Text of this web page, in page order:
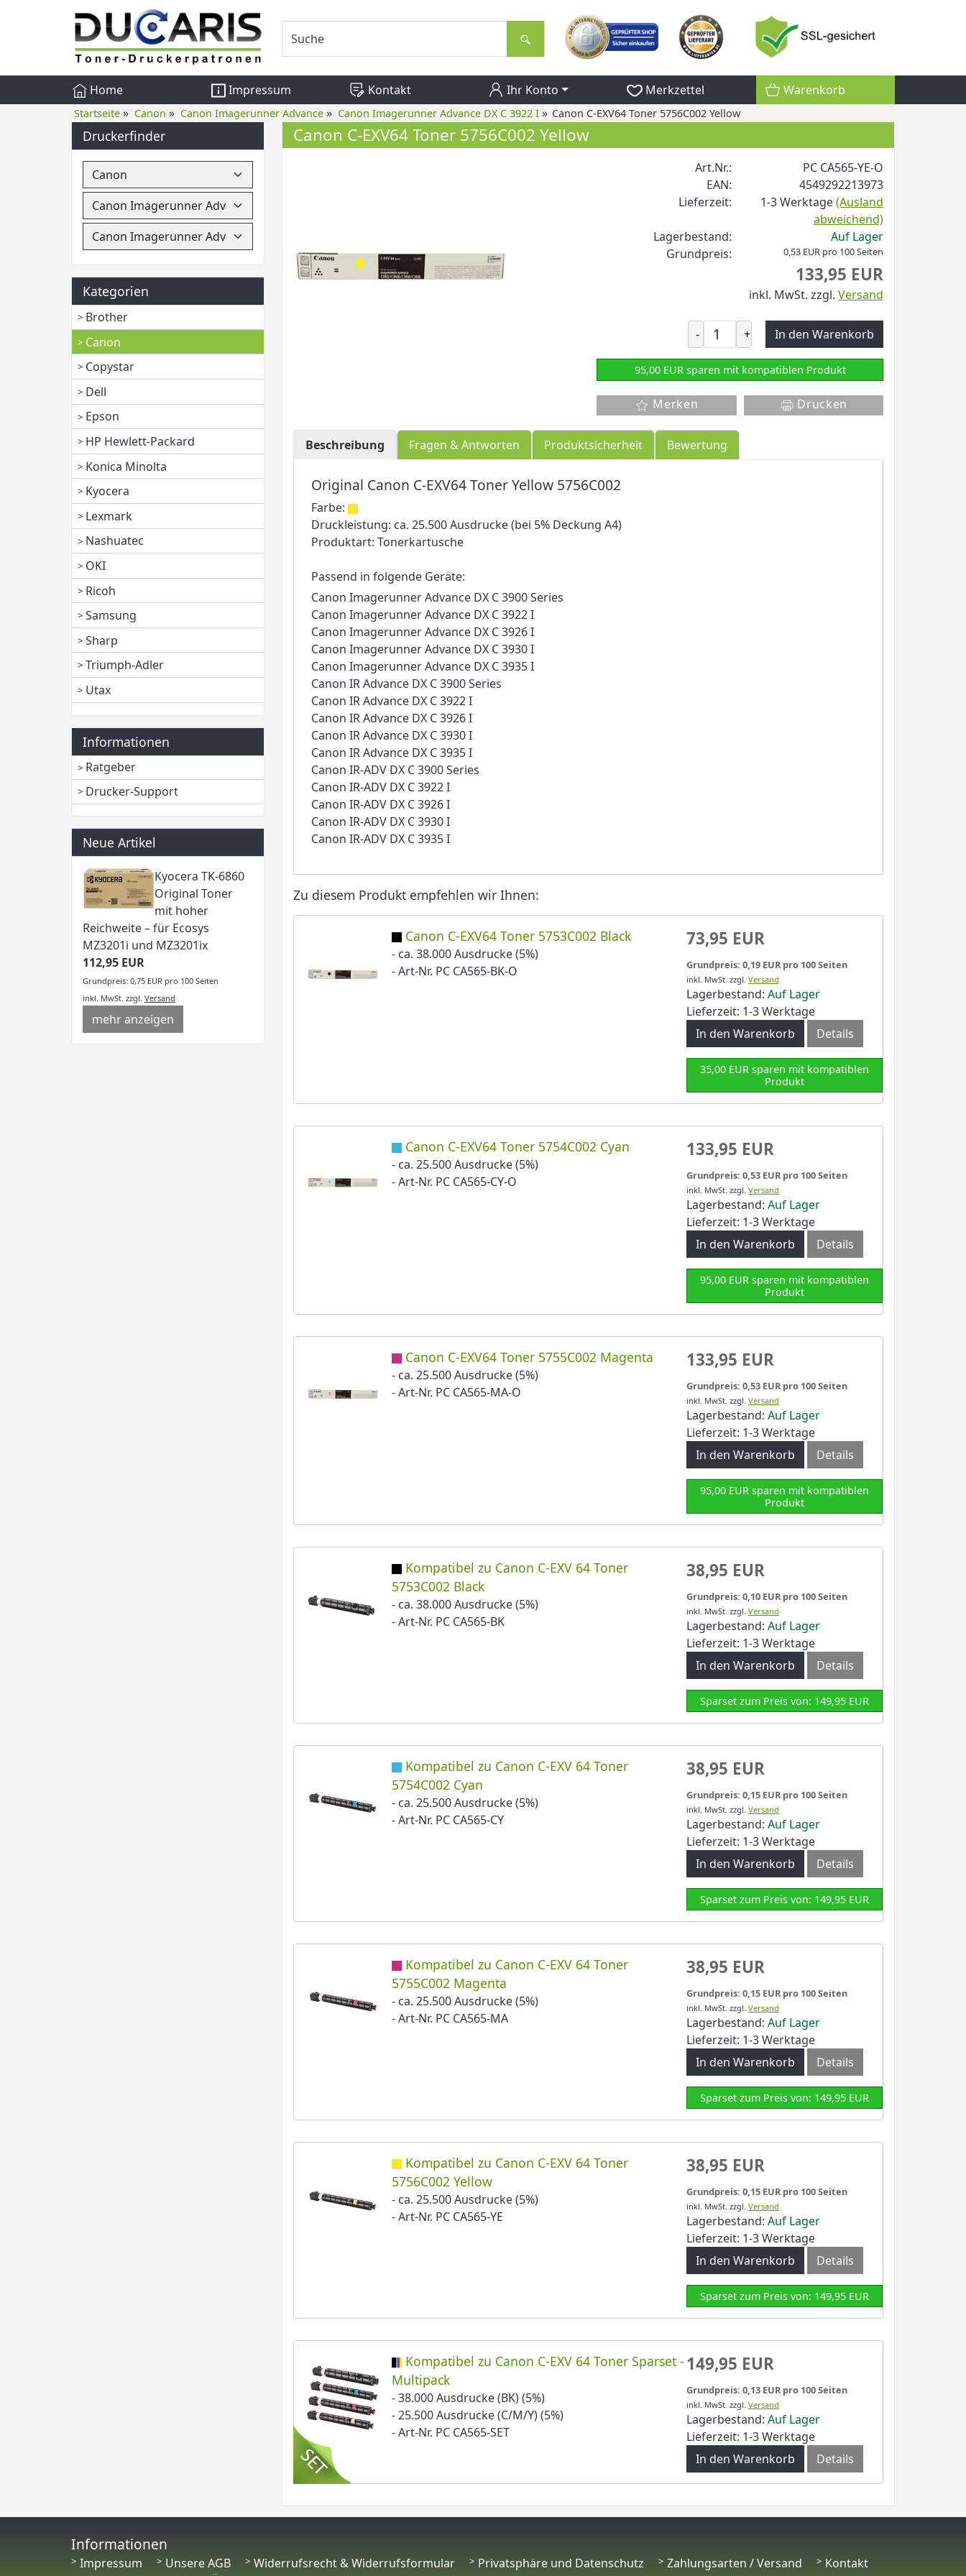
Home Impressum Kontakt Ihr Konto Merkzettel Warenkorb
Startseite » Canon » Canon Imagerunner Advance » Canon Imagerunner Advance DX C 3922 I » Canon C-EXV64 Toner 5756C002 Yellow
Druckerfinder
Kategorien
Brother
Canon
Copystar
Dell
Epson
HP Hewlett-Packard
Konica Minolta
Kyocera
Lexmark
Nashuatec
OKI
Ricoh
Samsung
Sharp
Triumph-Adler
Utax
Informationen
Ratgeber
Drucker-Support
Neue Artikel
Kyocera TK-6860
Original Toner
mit hoher
Reichweite – für Ecosys
MZ3201i und MZ3201ix
112,95 EUR
Grundpreis: 0,75 EUR pro 100 Seiten
inkl. MwSt. zzgl. Versand
mehr anzeigen
Canon C-EXV64 Toner 5756C002 Yellow
Art.Nr.:
PC CA565-YE-O
EAN:
4549292213973
Lieferzeit:
1-3 Werktage(Ausland
abweichend)
Lagerbestand:
Auf Lager
Grundpreis:
0,53 EUR pro 100 Seiten
133,95 EUR
inkl. MwSt. zzgl. Versand
- + In den Warenkorb
95,00 EUR sparen mit kompatiblen Produkt
Merken Drucken
Beschreibung Fragen & Antworten Produktsicherheit Bewertung
Original Canon C-EXV64 Toner Yellow 5756C002
Farbe:
Druckleistung: ca. 25.500 Ausdrucke (bei 5% Deckung A4)
Produktart: Tonerkartusche
Passend in folgende Geräte:
Canon Imagerunner Advance DX C 3900 Series
Canon Imagerunner Advance DX C 3922 I
Canon Imagerunner Advance DX C 3926 I
Canon Imagerunner Advance DX C 3930 I
Canon Imagerunner Advance DX C 3935 I
Canon IR Advance DX C 3900 Series
Canon IR Advance DX C 3922 I
Canon IR Advance DX C 3926 I
Canon IR Advance DX C 3930 I
Canon IR Advance DX C 3935 I
Canon IR-ADV DX C 3900 Series
Canon IR-ADV DX C 3922 I
Canon IR-ADV DX C 3926 I
Canon IR-ADV DX C 3930 I
Canon IR-ADV DX C 3935 I
Zu diesem Produkt empfehlen wir Ihnen:
Canon C-EXV64 Toner 5753C002 Black
- ca. 38.000 Ausdrucke (5%)
- Art-Nr. PC CA565-BK-O
73,95 EUR
Grundpreis: 0,19 EUR pro 100 Seiten
inkl. MwSt. zzgl. Versand
Lagerbestand: Auf Lager
Lieferzeit: 1-3 Werktage
In den Warenkorb
Details
35,00 EUR sparen mit kompatiblen
Produkt
Canon C-EXV64 Toner 5754C002 Cyan
- ca. 25.500 Ausdrucke (5%)
- Art-Nr. PC CA565-CY-O
133,95 EUR
Grundpreis: 0,53 EUR pro 100 Seiten
inkl. MwSt. zzgl. Versand
Lagerbestand: Auf Lager
Lieferzeit: 1-3 Werktage
In den Warenkorb
Details
95,00 EUR sparen mit kompatiblen
Produkt
Canon C-EXV64 Toner 5755C002 Magenta
- ca. 25.500 Ausdrucke (5%)
- Art-Nr. PC CA565-MA-O
133,95 EUR
Grundpreis: 0,53 EUR pro 100 Seiten
inkl. MwSt. zzgl. Versand
Lagerbestand: Auf Lager
Lieferzeit: 1-3 Werktage
In den Warenkorb
Details
95,00 EUR sparen mit kompatiblen
Produkt
Kompatibel zu Canon C-EXV 64 Toner
5753C002 Black
- ca. 38.000 Ausdrucke (5%)
- Art-Nr. PC CA565-BK
38,95 EUR
Grundpreis: 0,10 EUR pro 100 Seiten
inkl. MwSt. zzgl. Versand
Lagerbestand: Auf Lager
Lieferzeit: 1-3 Werktage
In den Warenkorb
Details
Sparset zum Preis von: 149,95 EUR
Kompatibel zu Canon C-EXV 64 Toner
5754C002 Cyan
- ca. 25.500 Ausdrucke (5%)
- Art-Nr. PC CA565-CY
38,95 EUR
Grundpreis: 0,15 EUR pro 100 Seiten
inkl. MwSt. zzgl. Versand
Lagerbestand: Auf Lager
Lieferzeit: 1-3 Werktage
In den Warenkorb
Details
Sparset zum Preis von: 149,95 EUR
Kompatibel zu Canon C-EXV 64 Toner
5755C002 Magenta
- ca. 25.500 Ausdrucke (5%)
- Art-Nr. PC CA565-MA
38,95 EUR
Grundpreis: 0,15 EUR pro 100 Seiten
inkl. MwSt. zzgl. Versand
Lagerbestand: Auf Lager
Lieferzeit: 1-3 Werktage
In den Warenkorb
Details
Sparset zum Preis von: 149,95 EUR
Kompatibel zu Canon C-EXV 64 Toner
5756C002 Yellow
- ca. 25.500 Ausdrucke (5%)
- Art-Nr. PC CA565-YE
38,95 EUR
Grundpreis: 0,15 EUR pro 100 Seiten
inkl. MwSt. zzgl. Versand
Lagerbestand: Auf Lager
Lieferzeit: 1-3 Werktage
In den Warenkorb
Details
Sparset zum Preis von: 149,95 EUR
Kompatibel zu Canon C-EXV 64 Toner Sparset -
Multipack
- 38.000 Ausdrucke (BK) (5%)
- 25.500 Ausdrucke (C/M/Y) (5%)
- Art-Nr. PC CA565-SET
149,95 EUR
Grundpreis: 0,13 EUR pro 100 Seiten
inkl. MwSt. zzgl. Versand
Lagerbestand: Auf Lager
Lieferzeit: 1-3 Werktage
In den Warenkorb
Details
Informationen
Impressum Unsere AGB Widerrufsrecht & Widerrufsformular Privatsphäre und Datenschutz Zahlungsarten / Versand
Kontakt